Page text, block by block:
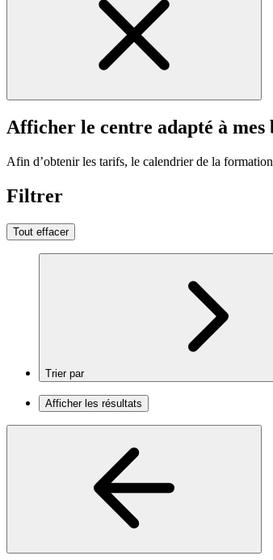
Afficher le centre adapté à mes
Afin d’obtenir les tarifs, le calendrier de la
Filtrer
Tout effacer
Trier par
Afficher les résultats